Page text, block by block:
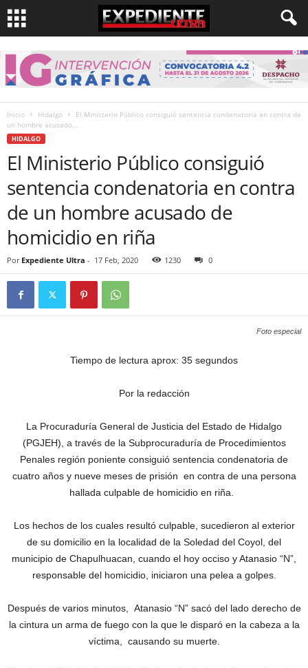
Inicio Hidalgo
El Ministerio Público consiguió sentencia condenatoria en contra de
un hombre acusado...
HIDALGO
El Ministerio Público consiguió
sentencia condenatoria en contra
de un hombre acusado de
homicidio en riña
Por Expediente Ultra - 17 Feb, 2020 1230 0
Foto especial
Tiempo de lectura aprox: 35 segundos
Por la redacción
La Procuraduría General de Justicia del Estado de Hidalgo
(PGJEH), a través de la Subprocuraduría de Procedimientos
Penales región poniente consiguió sentencia condenatoria de
cuatro años y nueve meses de prisión en contra de una persona
hallada culpable de homicidio en riña.
Los hechos de los cuales resultó culpable, sucedieron al exterior
de su domicilio en la localidad de la Soledad del Coyol, del
municipio de Chapulhuacan, cuando el hoy occiso y Atanasio “N”,
responsable del homicidio, iniciaron una pelea a golpes.
Después de varios minutos, Atanasio “N” sacó del lado derecho de
la cintura un arma de fuego con la que le disparó en la cabeza a la
víctima, causando su muerte.